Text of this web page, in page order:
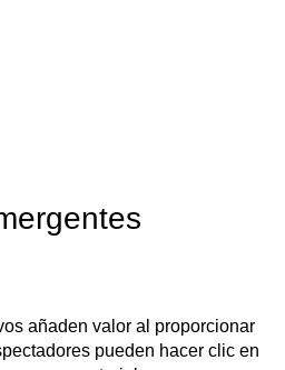
añaden valor al proporcionar
pueden hacer clic en